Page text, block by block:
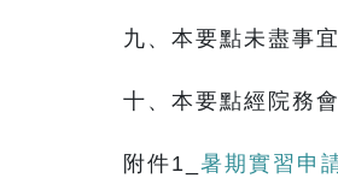
九、本要點未盡事
十、本要點經院務
附件1_ 暑期實習申